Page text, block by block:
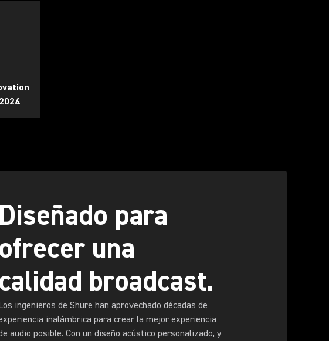
Diseñado para
ofrecer una
calidad broadcast.
ingenieros de Shure han aprovechado décadas de
inalámbrica para crear la mejor experiencia
audio posible. Con un diseño acústico personalizado, y